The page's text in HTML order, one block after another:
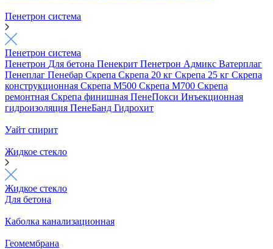
Пенетрон система
Пенетрон система
Пенетрон Для бетона Пенекрит Пенетрон Адмикс Ватерплаг
Пенеплаг Пенебар Скрепа Скрепа 20 кг Скрепа 25 кг Скрепа
конструкционная Скрепа М500 Скрепа М700 Скрепа
ремонтная Скрепа финишная ПенеПокси Инъекционная
гидроизоляция ПенеБанд Гидрохит
Уайт спирит
Жидкое стекло
Жидкое стекло
Для бетона
Каболка канализационная
Геомембрана